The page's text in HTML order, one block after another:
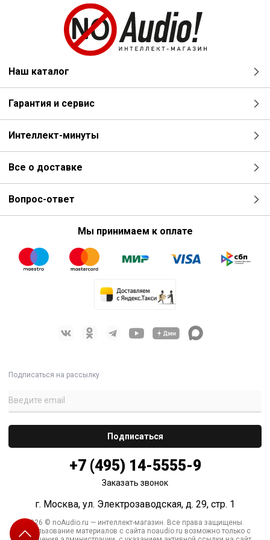
Тип: Динамический микрофон
Частотный диапазон: 50 - 16000 Гц
Сопротивление: 300 Ом
Диаграмма направленности: Суперкардиоидная
Чувствительность: -53 ± 2 дБВ / Па
Максимальный уровень звукового давления: 150 дБ
Вес: 320 г
Наш каталог
Гарантия и сервис
Интеллект-минуты
Все о доставке
Вопрос-ответ
Мы принимаем к оплате
Подписаться на рассылку
+7 (495) 14-5555-9
Заказать звонок
г. Москва, ул. Электрозаводская, д. 29, стр. 1
2026 © noAudio.ru — интеллект-магазин. Все права защищены.
Использование материалов с сайта noaudio.ru возможно только с